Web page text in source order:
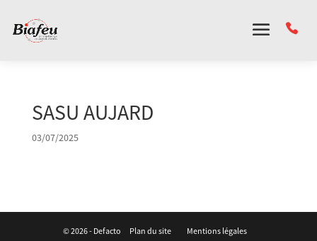
SASU AUJARD
03/07/2025
© 2026 - Defacto Plan du site
Mentions légales